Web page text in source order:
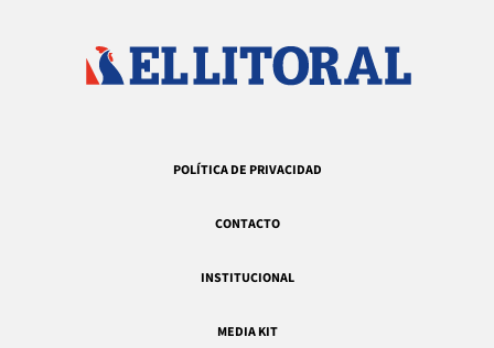
POLÍTICA DE PRIVACIDAD
CONTACTO
INSTITUCIONAL
MEDIA KIT